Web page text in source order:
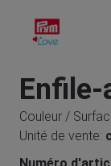
Enfile-
Couleur /
Unité de vente: